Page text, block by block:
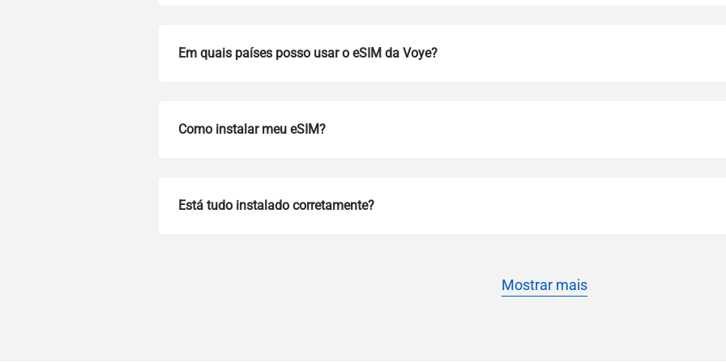
Em quais países posso usar o eSIM da Voye?
Como instalar meu eSIM?
Está tudo instalado corretamente?
Mostrar mais
How do I get my eSim?
in your device settings. Once activated, you can enjoy the benefits of